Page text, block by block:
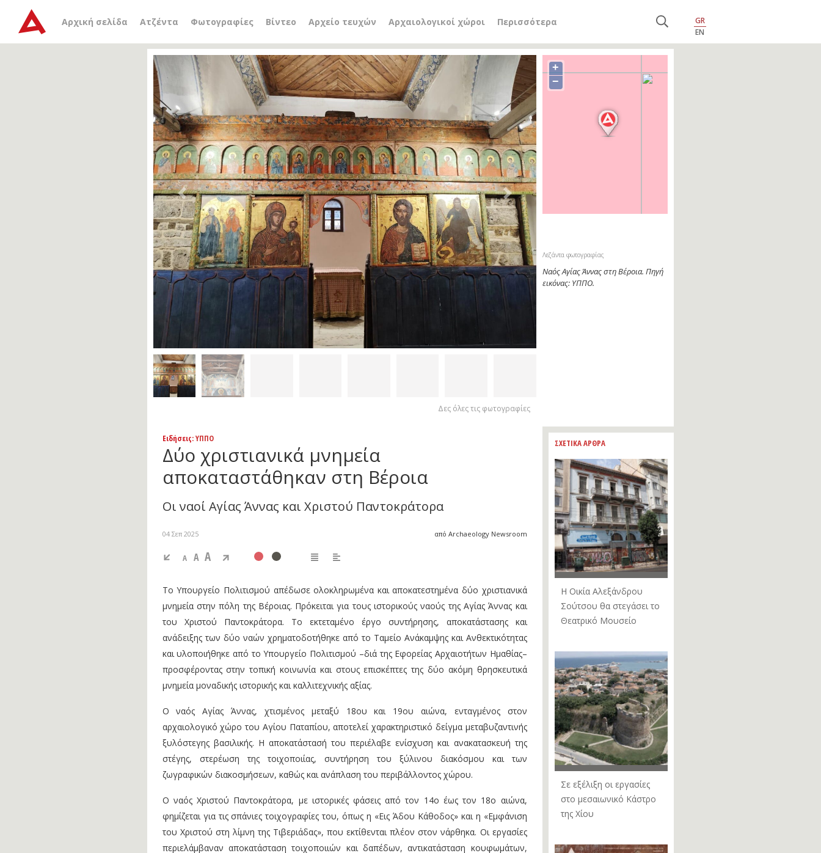
Αρχική σελίδα Ατζέντα Φωτογραφίες Βίντεο Αρχείο τευχών Αρχαιολογικοί χώροι Περισσότερα
GR
EN
Previous Next
Δες όλες τις φωτογραφίες
+
−
Λεζάντα φωτογραφίας
Ναός Αγίας Άννας στη Βέροια. Πηγή
εικόνας: ΥΠΠΟ.
Ειδήσεις: ΥΠΠΟ
Δύο χριστιανικά μνημεία
αποκαταστάθηκαν στη Βέροια
Οι ναοί Αγίας Άννας και Χριστού Παντοκράτορα
04 Σεπ 2025 από Archaeology Newsroom
A A A
​Το Υπουργείο Πολιτισμού απέδωσε ολοκληρωμένα και αποκατεστημένα δύο χριστιανικά
μνημεία στην πόλη της Βέροιας. Πρόκειται για τους ιστορικούς ναούς της Αγίας Άννας και
του Χριστού Παντοκράτορα. Το εκτεταμένο έργο συντήρησης, αποκατάστασης και
ανάδειξης των δύο ναών χρηματοδοτήθηκε από το Ταμείο Ανάκαμψης και Ανθεκτικότητας
και υλοποιήθηκε από το Υπουργείο Πολιτισμού –διά της Εφορείας Αρχαιοτήτων Ημαθίας–
προσφέροντας στην τοπική κοινωνία και στους επισκέπτες της δύο ακόμη θρησκευτικά
μνημεία μοναδικής ιστορικής και καλλιτεχνικής αξίας.
Ο ναός Αγίας Άννας, χτισμένος μεταξύ 18ου και 19ου αιώνα, ενταγμένος στον
αρχαιολογικό χώρο του Αγίου Παταπίου, αποτελεί χαρακτηριστικό δείγμα μεταβυζαντινής
ξυλόστεγης βασιλικής. Η αποκατάστασή του περιέλαβε ενίσχυση και ανακατασκευή της
στέγης, στερέωση της τοιχοποιίας, συντήρηση του ξύλινου διακόσμου και των
ζωγραφικών διακοσμήσεων, καθώς και ανάπλαση του περιβάλλοντος χώρου.
Ο ναός Χριστού Παντοκράτορα, με ιστορικές φάσεις από τον 14ο έως τον 18ο αιώνα,
φημίζεται για τις σπάνιες τοιχογραφίες του, όπως η «Εις Άδου Κάθοδος» και η «Εμφάνιση
του Χριστού στη λίμνη της Τιβεριάδας», που εκτίθενται πλέον στον νάρθηκα. Οι εργασίες
περιελάμβαναν αποκατάσταση τοιχοποιιών και δαπέδων, αντικατάσταση κουφωμάτων,
ΣΧΕΤΙΚΑ ΑΡΘΡΑ
Η Οικία Αλεξάνδρου
Σούτσου θα στεγάσει το
Θεατρικό Μουσείο
Σε εξέλιξη οι εργασίες
στο μεσαιωνικό Κάστρο
της Χίου